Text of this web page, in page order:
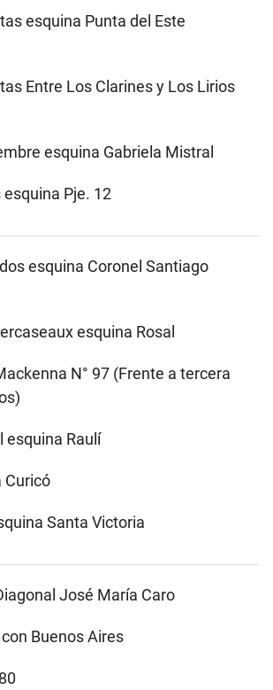
esquina Punta del Este
Entre Los Clarines y Los Lirios
esquina Gabriela Mistral
Pje. 12
esquina Coronel Santiago
esquina Rosal
N° 97 (Frente a tercera
esquina Raulí
Curicó
Santa Victoria
José María Caro
Buenos Aires